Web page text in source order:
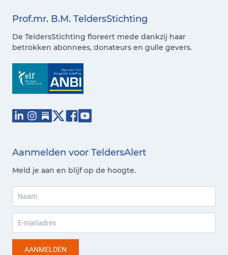
Prof.mr. B.M. TeldersStichting
De TeldersStichting floreert mede dankzij haar
betrokken abonnees, donateurs en gulle gevers.
Aanmelden voor TeldersAlert
Meld je aan en blijf op de hoogte.
AANMELDEN